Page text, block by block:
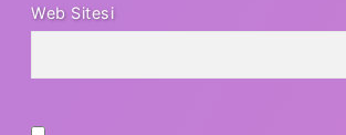
Web Sitesi